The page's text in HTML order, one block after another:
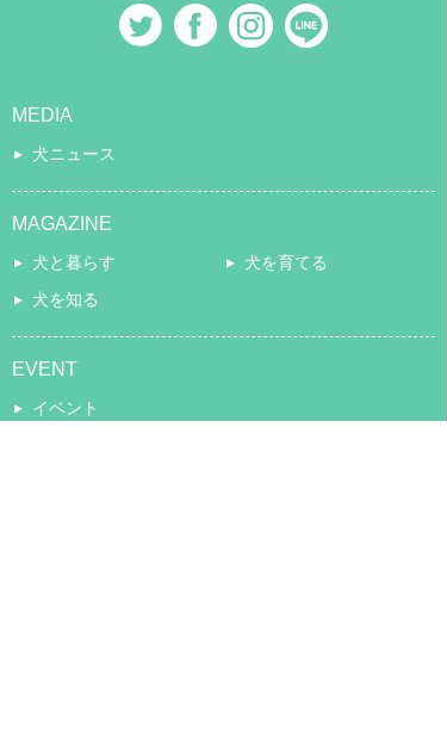
MEDIA
犬ニュース
MAGAZINE
犬と暮らす
犬を育てる
犬を知る
EVENT
イベント